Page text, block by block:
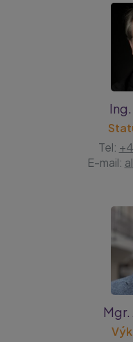
Tel:
E-mail:
Mgr.